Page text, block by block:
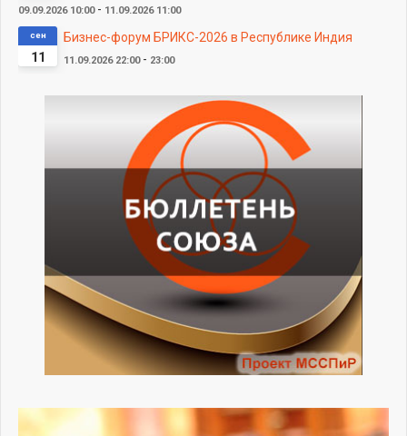
09.09.2026 10:00 - 11.09.2026 11:00
11
сен Бизнес-форум БРИКС-2026 в Республике Индия
11.09.2026 22:00 - 23:00